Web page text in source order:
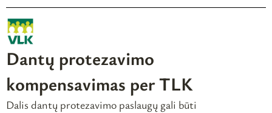
Dantų protezavimo
kompensavimas per TLK
Dalis dantų protezavimo paslaugų gali būti